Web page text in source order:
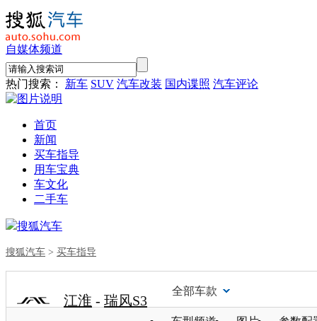
自媒体频道
热门搜索： 新车 SUV 汽车改装 国内谍照 汽车评论
首页
新闻
买车指导
用车宝典
车文化
二手车
搜狐汽车
搜狐汽车 > 买车指导
江淮 - 瑞风S3
全部车款